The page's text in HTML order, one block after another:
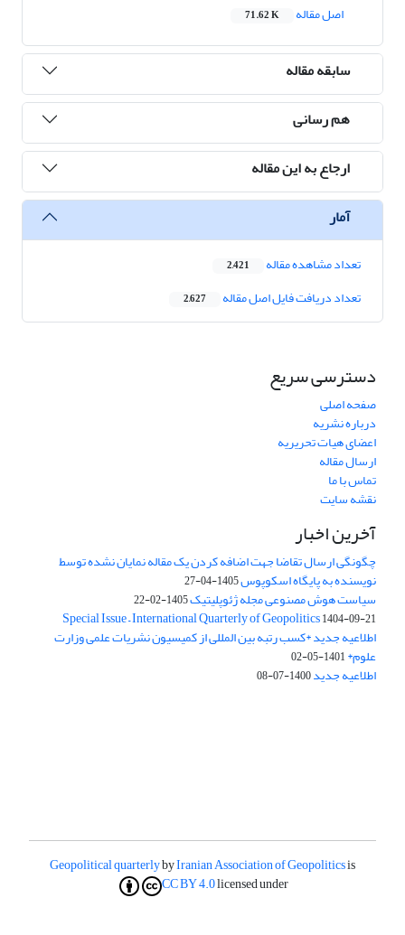
اصل مقاله
71.62 K
سابقه مقاله
هم رسانی
ارجاع به این مقاله
آمار
تعداد مشاهده مقاله 2,421
تعداد دریافت فایل اصل مقاله 2,627
دسترسی سریع
صفحه اصلی
درباره نشریه
اعضای هیات تحریریه
ارسال مقاله
تماس با ما
نقشه سایت
آخرین اخبار
چگونگی ارسال تقاضا جهت اضافه کردن یک مقاله نمایان نشده توسط
نویسنده به پایگاه اسکوپوس1405-04-27
سیاست هوش مصنوعی مجله ژئوپلیتیک1405-02-22
Special Issue – International Quarterly of Geopolitics1404-09-21
اطلاعیه جدید *کسب رتبه بین المللی از کمیسیون نشریات علمی وزارت
علوم*1401-05-02
اطلاعیه جدید1400-07-08
Geopolitical quarterlybyIranian Association of Geopoliticsis
licensed under
CC BY 4.0